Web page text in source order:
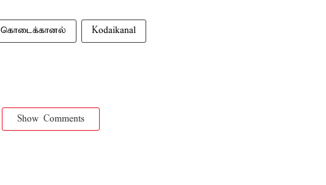
கொடைக்கானல் Kodaikanal
Show Comments